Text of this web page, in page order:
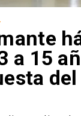
a 15